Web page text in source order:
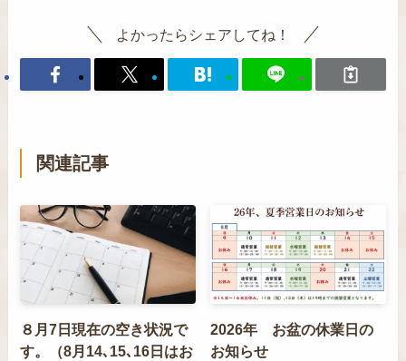
よかったらシェアしてね！
関連記事
８月7日現在の空き状況で
す。（8月14､15､16日はお
2026年 お盆の休業日の
お知らせ